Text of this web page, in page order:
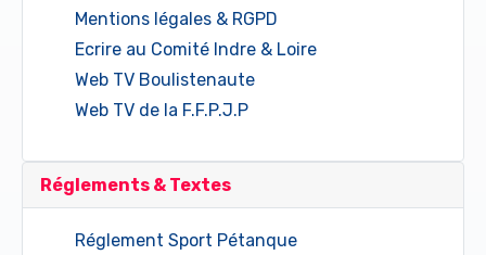
Mentions légales & RGPD
Ecrire au Comité Indre & Loire
Web TV Boulistenaute
Web TV de la F.F.P.J.P
Réglements & Textes
Réglement Sport Pétanque